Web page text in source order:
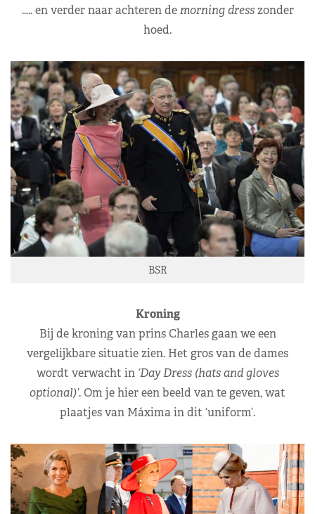
….. en verder naar achteren demorning dresszonder
hoed.
BSR
Kroning
Bij de kroning van prins Charles gaan we een
vergelijkbare situatie zien. Het gros van de dames
wordt verwacht in‘Day Dress (hats and gloves
optional)’. Om je hier een beeld van te geven, wat
plaatjes van Máxima in dit ‘uniform’.